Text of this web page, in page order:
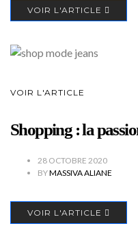
VOIR L'ARTICLE
VOIR L'ARTICLE
Shopping : la
28 OCTOBRE 2020
BYMASSIVA ALIANE
VOIR L'ARTICLE